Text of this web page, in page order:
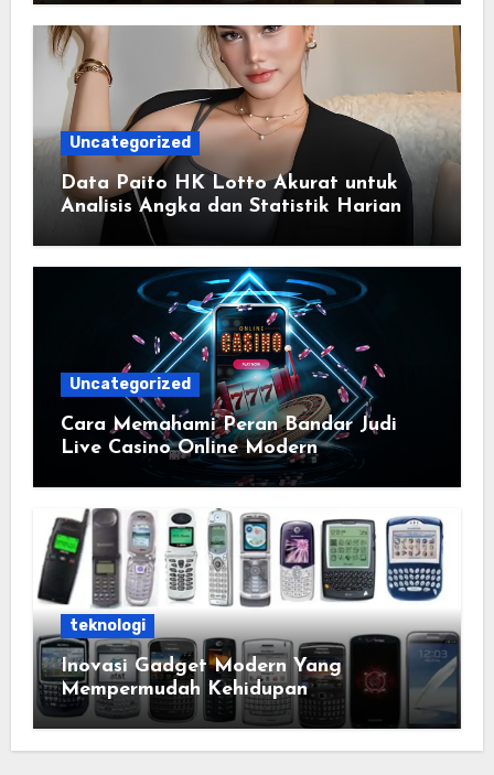
Uncategorized
Data Paito HK Lotto Akurat untuk
Analisis Angka dan Statistik Harian
Uncategorized
Cara Memahami Peran Bandar Judi
Live Casino Online Modern
teknologi
Inovasi Gadget Modern Yang
Mempermudah Kehidupan